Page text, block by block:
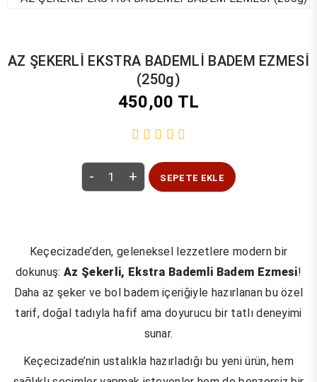
AZ ŞEKERLİ EKSTRA BADEMLİ BADEM EZMESİ
(250g)
450,00 TL
- + SEPETE EKLE
Keçecizade’den, geleneksel lezzetlere modern bir
dokunuş:Az Şekerli, Ekstra Bademli Badem Ezmesi!
Daha az şeker ve bol badem içeriğiyle hazırlanan bu özel
tarif, doğal tadıyla hafif ama doyurucu bir tatlı deneyimi
sunar.
Keçecizade’nin ustalıkla hazırladığı bu yeni ürün, hem